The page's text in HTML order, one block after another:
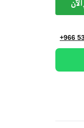
+966